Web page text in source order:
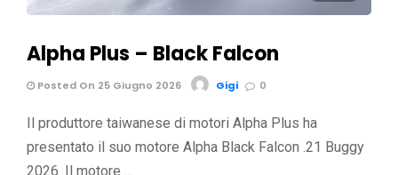
Alpha Plus – Black Falcon
Posted On 25 Giugno 2026 Gigi 0
Il produttore taiwanese di motori Alpha Plus ha
presentato il suo motore Alpha Black Falcon .21 Buggy
2026. Il motore …